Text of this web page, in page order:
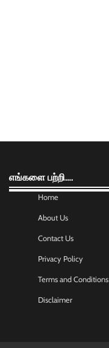
எங்களை பற்றி….
Home
About Us
Contact Us
Privacy Policy
Terms and Conditions
Disclaimer